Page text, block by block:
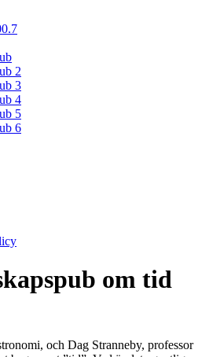
2
3
4
5
6
om tid
och Dag Stranneby, professor